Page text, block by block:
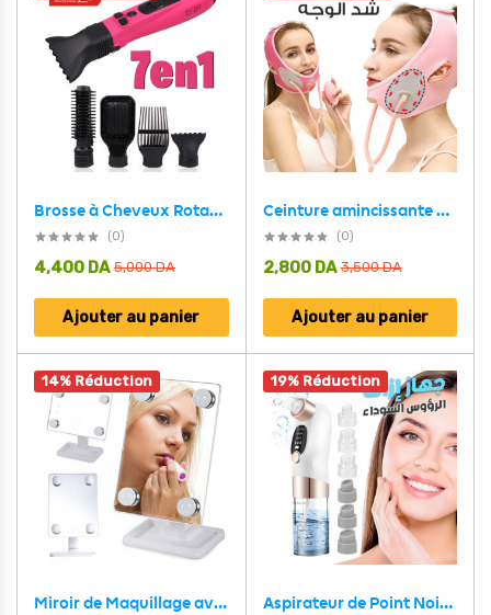
Brosse à Cheveux Rotative Enzo Professionnel En-6205 – فرشاة تصفيف الشعر
(0)
5,000DA
4,400 DA
Ajouter au panier
Ceinture amincissante pour visage pour réduire le double menton – قناع شد الوجه
(0)
3,500DA
2,800 DA
Ajouter au panier
14% Réduction
Miroir de Maquillage avec 4 ampoules LED Contrôle tactile intelligent et rotation à 360° – مرآة المكياج
19% Réduction
Aspirateur de Point Noirs avec 6 têtes d’aspiration et 3 modes – جهاز إزالة الرؤوس السوداء